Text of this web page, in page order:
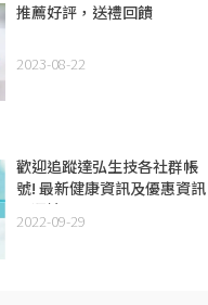
推薦好評，送禮回饋
2023-08-22
歡迎追蹤達弘生技各社群帳
號! 最新健康資訊及優惠資訊
不漏接
2022-09-29